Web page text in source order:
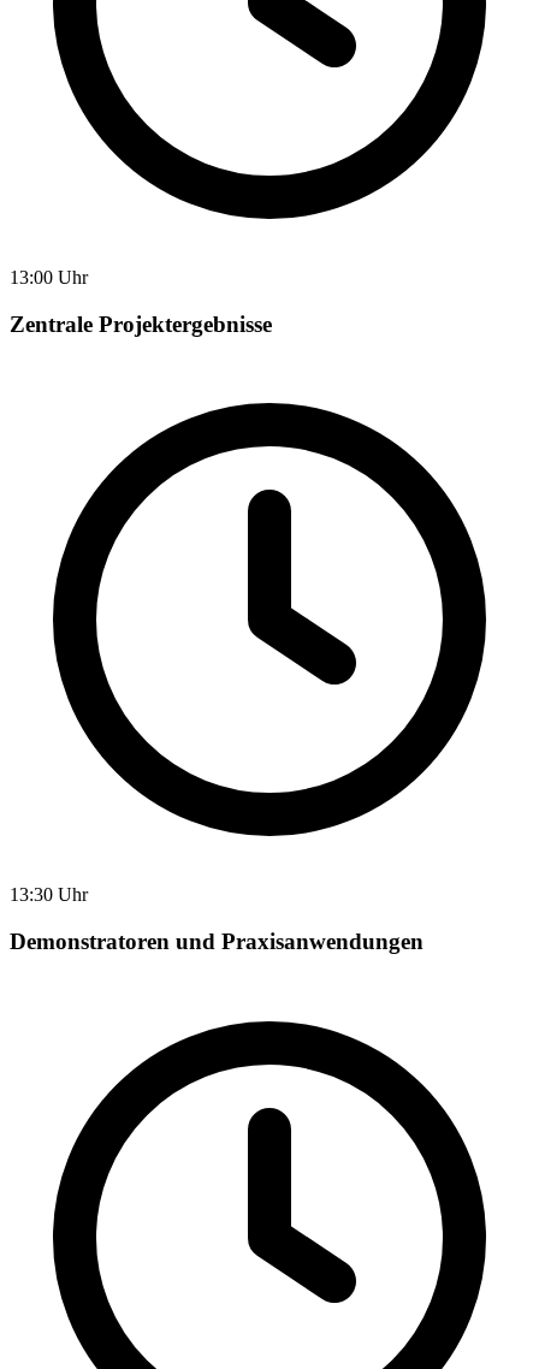
13:00 Uhr
Zentrale Projektergebnisse
13:30 Uhr
Demonstratoren und Praxisanwendungen